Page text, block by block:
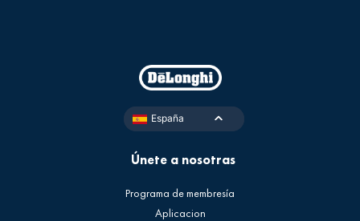
España
Únete a nosotras
Programa de membresía
Aplicacion